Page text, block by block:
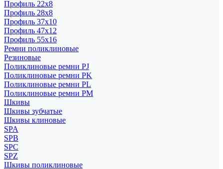
Профиль 22x8
Профиль 28x8
Профиль 37x10
Профиль 47x12
Профиль 55x16
Ремни поликлиновые
Резиновые
Поликлиновые ремни PJ
Поликлиновые ремни PK
Поликлиновые ремни PL
Поликлиновые ремни PM
Шкивы
Шкивы зубчатые
Шкивы клиновые
SPA
SPB
SPC
SPZ
Шкивы поликлиновые